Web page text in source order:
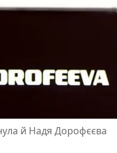
й Надя Дорофєєва